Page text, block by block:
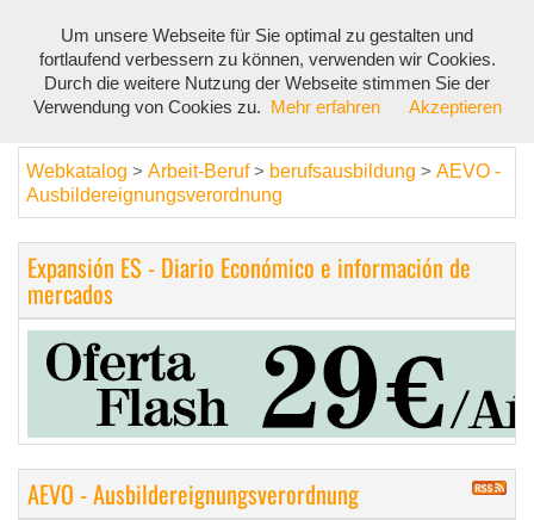
Webkatalog > Arbeit-Beruf> berufsausbildung > AEVO -
Ausbildereignungsverordnung
Expansión ES - Diario Económico e información de
mercados
AEVO - Ausbildereignungsverordnung
Um unsere Webseite für Sie optimal zu gestalten und
fortlaufend verbessern zu können, verwenden wir Cookies.
Durch die weitere Nutzung der Webseite stimmen Sie der
Verwendung von Cookies zu.
Mehr erfahren Akzeptieren